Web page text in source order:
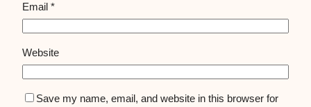
Email *
Website
Save my name, email, and website in this browser for